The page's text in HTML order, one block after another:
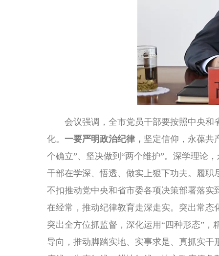
会议强调，全市党员干部要按照中央和
化。 一要严明政治纪律， 坚定信仰，永葆共
个确立”、坚决做到“两个维护”。深学理论
干部在学深、悟透、做实上狠下功夫。履
不扣推动党中央和省市委各项决策部署落实
在经常，推动纪律教育走深走实。突出常
突出全方位抓监督，深化运用“四种形态”
导向，推动脚踏实地、实事求是、真抓实